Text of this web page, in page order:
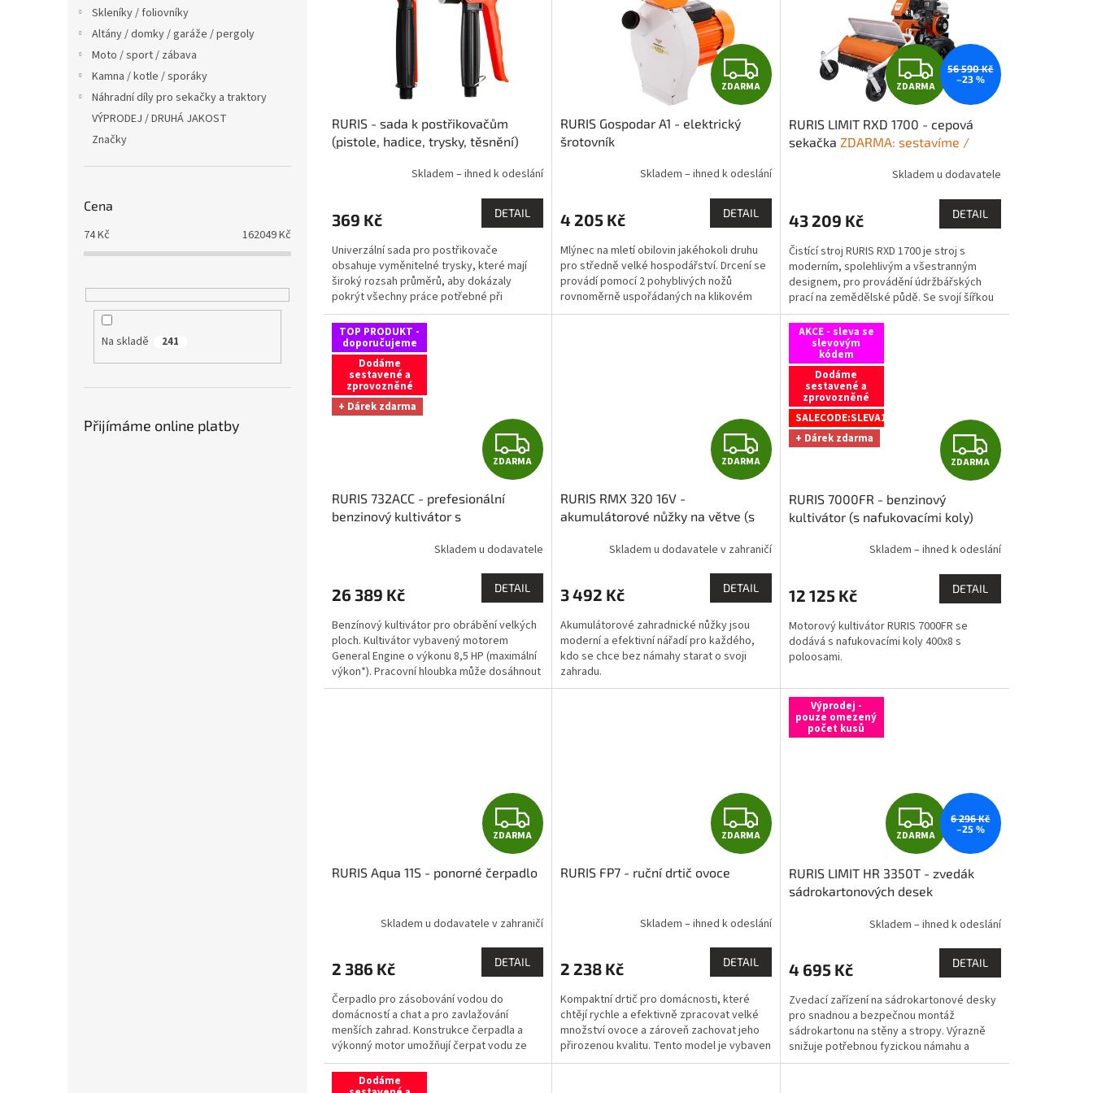
Skleníky / foliovníky
Altány / domky / garáže / pergoly
Moto / sport / zábava
Kamna / kotle / sporáky
Náhradní díly pro sekačky a traktory
VÝPRODEJ / DRUHÁ JAKOST
Značky
Cena
74Kč 162049Kč
Na skladě 241
Přijímáme online platby
RURIS - sada k postřikovačům
(pistole, hadice, trysky, těsnění)
Skladem – ihned k odeslání
369 Kč DETAIL
Univerzální sada pro postřikovače
obsahuje vyměnitelné trysky, které mají
široký rozsah průměrů, aby dokázaly
pokrýt všechny práce potřebné při
zavlažování ovocných stromů,...
Z
D
R
M
A
ZDARMA
RURIS Gospodar A1 - elektrický
šrotovník
Skladem – ihned k odeslání
4 205 Kč DETAIL
Mlýnec na mletí obilovin jakéhokoli druhu
pro středně velké hospodářství. Drcení se
provádí pomocí 2 pohyblivých nožů
rovnoměrně uspořádaných na klikovém
hřídeli. Na výběr...
Z
D
A
R
M
A
ZDARMA
56 590 Kč
–23 %
RURIS LIMIT RXD 1700 - cepová
sekačka ZDARMA: sestavíme /
ČR + 1x kvalitní olej 10W30 1l
Skladem u dodavatele
43 209 Kč DETAIL
Čistící stroj RURIS RXD 1700 je stroj s
moderním, spolehlivým a všestranným
designem, pro provádění údržbářských
prací na zemědělské půdě. Se svojí šířkou
záběru 700 mm dokáže...
TOP PRODUKT -
doporučujeme
Dodáme
sestavené a
zprovozněné
+ Dárek zdarma
Z
D
R
M
A
ZDARMA
RURIS 732ACC - prefesionální
benzinový kultivátor s
/ zprovozníme / dovezeme po celé
ČR + 1x kvalitní olej 10W30 1l
Skladem u dodavatele
26 389 Kč DETAIL
Benzínový kultivátor pro obrábění velkých
ploch. Kultivátor vybavený motorem
General Engine o výkonu 8,5 HP (maximální
výkon*). Pracovní hloubka může dosáhnout
340 mm a...
Z
D
R
M
A
ZDARMA
RURIS RMX 320 16V -
akumulátorové nůžky na větve (s
Skladem u dodavatele v zahraničí
3 492 Kč DETAIL
Akumulátorové zahradnické nůžky jsou
moderní a efektivní nářadí pro každého,
kdo se chce bez námahy starat o svoji
zahradu.
AKCE - sleva se
slevovým
kódem
Dodáme
sestavené a
zprovozněné
SALECODE:SLEVA1:1000:fix:CZK
+ Dárek zdarma
Z
D
R
M
A
ZDARMA
RURIS 7000FR - benzinový
kultivátor (s nafukovacími koly)
/ dovezeme po celé ČR + 1x kvalitní
Skladem – ihned k odeslání
12 125 Kč DETAIL
Motorový kultivátor RURIS 7000FR se
dodává s nafukovacími koly 400x8 s
poloosami.
Z
D
A
R
M
A
ZDARMA
RURIS Aqua 11S - ponorné čerpadlo
Skladem u dodavatele v zahraničí
2 386 Kč DETAIL
Čerpadlo pro zásobování vodou do
domácností a chat a pro zavlažování
menších zahrad. Konstrukce čerpadla a
výkonný motor umožňují čerpat vodu ze
studní z maximální hloubky 25 m,...
Z
D
R
M
A
ZDARMA
RURIS FP7 - ruční drtič ovoce
Skladem – ihned k odeslání
2 238 Kč DETAIL
Kompaktní drtič pro domácnosti, které
chtějí rychle a efektivně zpracovat velké
množství ovoce a zároveň zachovat jeho
přirozenou kvalitu. Tento model je vybaven
7-litrovou...
Výprodej -
pouze omezený
počet kusů
Z
D
A
R
M
A
ZDARMA
6 296 Kč
–25 %
RURIS LIMIT HR 3350T - zvedák
sádrokartonových desek
Skladem – ihned k odeslání
4 695 Kč DETAIL
Zvedací zařízení na sádrokartonové desky
pro snadnou a bezpečnou montáž
sádrokartonu na stěny a stropy. Výrazně
snižuje potřebnou fyzickou námahu a
umožňuje přesné zvedání a...
Dodáme